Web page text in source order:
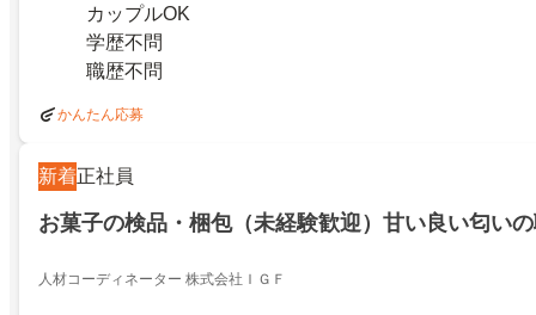
カップルOK
学歴不問
職歴不問
かんたん応募
新着正社員
お菓子の検品・梱包（未経験歓迎）甘い良い匂い
人材コーディネーター 株式会社ＩＧＦ